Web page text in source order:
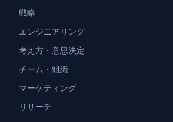
戦略
エンジニアリング
考え方・意思決定
チーム・組織
マーケティング
リサーチ